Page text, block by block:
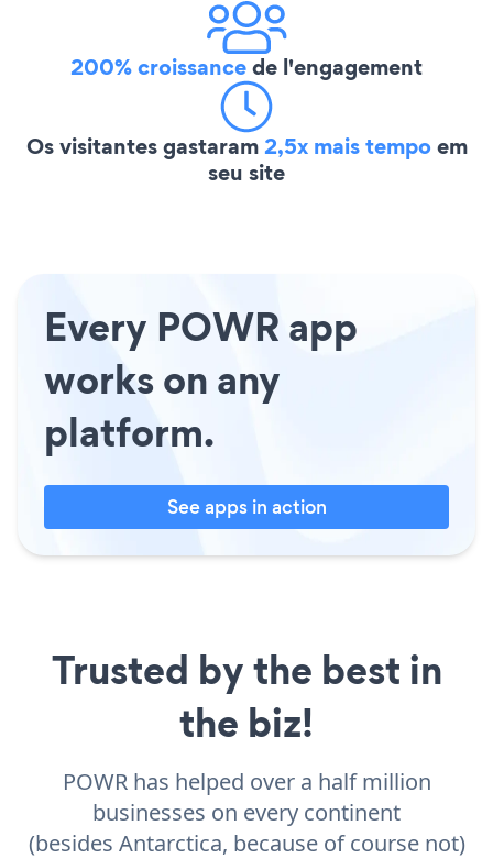
200% croissancede l'engagement
Os visitantes gastaram2,5x mais tempoem
seu site
Every POWR app
works on any
platform.
See apps in action
Trusted by the best in
the biz!
POWR has helped over a half million
businesses on every continent
(besides Antarctica, because of course not)